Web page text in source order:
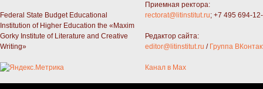
Federal State Budget Educational
Institution of Higher Education the «Maxim
Gorky Institute of Literature and Creative
Writing»
Приемная ректора:
rectorat@litinstitut.ru; +7 495 694-
Редактор сайта:
editor@litinstitut.ru / Группа
Канал в Max